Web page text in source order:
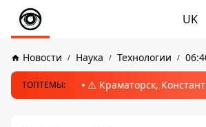
UK
Новости Наука Технологии
ТОПТЕМЫ: ⚠️ Краматорск,